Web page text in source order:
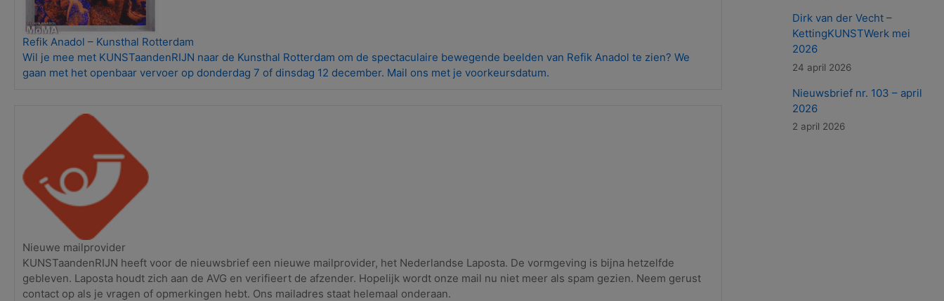
Refik Anadol – Kunsthal Rotterdam
Wil je mee met KUNSTaandenRIJN naar de Kunsthal Rotterdam om de spectaculaire bewegende beelden van Refik Anadol te zien? We
gaan met het openbaar vervoer op donderdag 7 of dinsdag 12 december. Mail ons met je voorkeursdatum.
Nieuwe mailprovider
KUNSTaandenRIJN heeft voor de nieuwsbrief een nieuwe mailprovider, het Nederlandse Laposta. De vormgeving is bijna hetzelfde
gebleven. Laposta houdt zich aan de AVG en verifieert de afzender. Hopelijk wordt onze mail nu niet meer als spam gezien. Neem gerust
contact op als je vragen of opmerkingen hebt. Ons mailadres staat helemaal onderaan.
Dirk van der Vecht –
KettingKUNSTWerk mei
2026
24 april 2026
Nieuwsbrief nr. 103 – april
2026
2 april 2026